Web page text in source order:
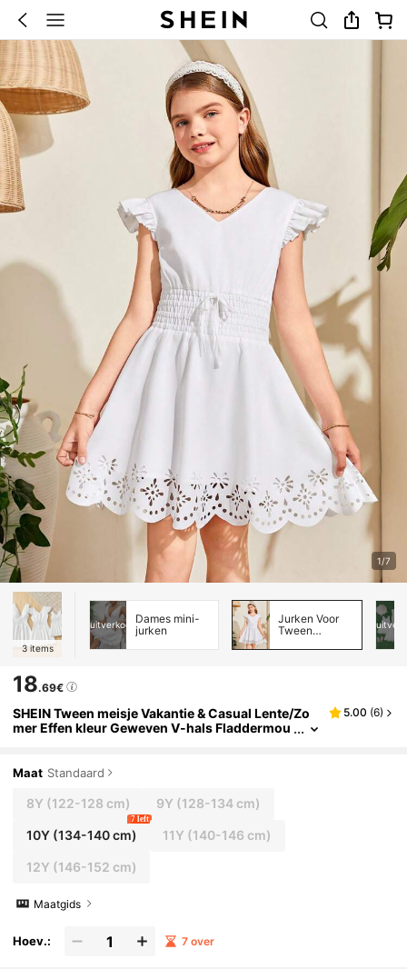
1/7
3 items
uitverkochtDames mini-
jurken
Jurken Voor
Tween
18.69€
SHEIN Tween meisje Vakantie & Casual Lente/Zo
mer Effen kleur Geweven V-hals Fladdermou
5.00 (6)
Maat Standaard
8Y (122-128 cm) 9Y (128-134 cm)
10Y(134-140 cm)
7 left
11Y (140-146 cm)
12Y (146-152 cm)
Maatgids
Hoev.: 7 over